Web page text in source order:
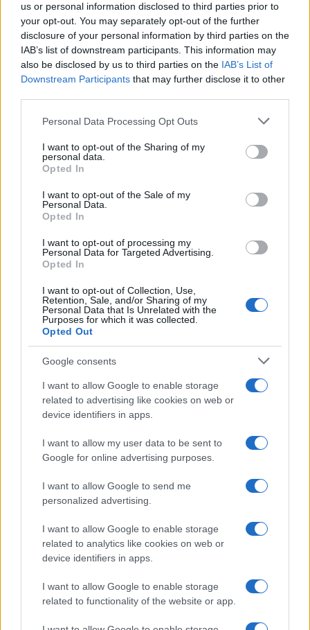
us or personal information disclosed to third parties prior to
your opt-out. You may separately opt-out of the further
disclosure of your personal information by third parties on the
IAB’s list of downstream participants. This information may
also be disclosed by us to third parties on the IAB’s List of
Downstream Participants that may further disclose it to other
Please note that this website/app uses one or more Google
not limited to your visit or usage behaviour. You may click to
grant or deny consent to Google and its third-party tags to
use your data for below specified purposes in below Google
consent section.
Personal Data Processing Opt Outs
I want to opt-out of the Sharing of my
personal data.
Opted In
I want to opt-out of the Sale of my
Personal Data.
Opted In
I want to opt-out of processing my
Personal Data for Targeted Advertising.
Opted In
I want to opt-out of Collection, Use,
Retention, Sale, and/or Sharing of my
Personal Data that Is Unrelated with the
Purposes for which it was collected.
Opted Out
Google consents
I want to allow Google to enable storage
related to advertising like cookies on web or
device identifiers in apps.
I want to allow my user data to be sent to
Google for online advertising purposes.
I want to allow Google to send me
personalized advertising.
I want to allow Google to enable storage
related to analytics like cookies on web or
device identifiers in apps.
I want to allow Google to enable storage
related to functionality of the website or app.
Vuoi rimuovere le pubblicità nazionali?
Puoi abbonarti asoli € 1,10 al mese
cliccandoqui
Sei già abbonato?
Puoi effettuare l'accesso andando nella
sezioneLogin
cliccando
TEMI: Cala Di Volpe
Comune Di Olbia
Costa Smeralda
David Gruttman
Leonardo Di Caprio
Matrimonio Headrick-Nahmad
Notizie Arzachena
Olbia Notizie
Peggy Gou
Piazzetta Porto Cervo
TMZ
Tobey Mc Guire Yacht Costa Smeralda
Inviaci le tue segnalazioni,
i tuoi video e le tue foto
Su WhatsApp al numero +39
Notizie in tempo reale?
Entra nel canale telegram di
GalluraOggi.it